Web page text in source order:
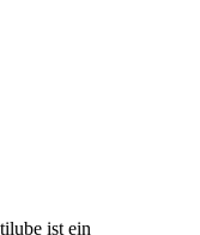
ist ein